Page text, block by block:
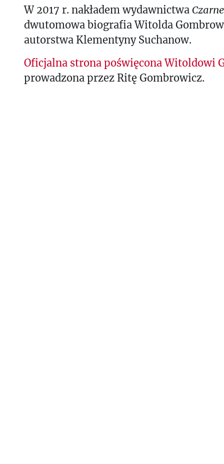
W 2017 r. nakładem wydawnictwa Czarne
dwutomowa biografia Witolda
autorstwa Klementyny Suchanow.
Oficjalna strona poświęcona Witoldowi
prowadzona przez Ritę Gombrowicz.